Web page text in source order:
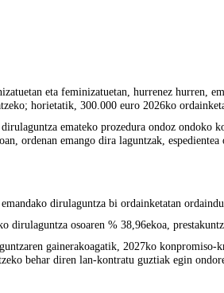
eta feminizatuetan, hurrenez hurren,
horietatik, 300.000 euro 2026ko
emateko prozedura ondoz ondoko
ordenan emango dira laguntzak,
dirulaguntza bi ordainketatan
dirulaguntza osoaren % 38,96ekoa,
gainerakoagatik, 2027ko konpromiso-
behar diren lan-kontratu guztiak egin